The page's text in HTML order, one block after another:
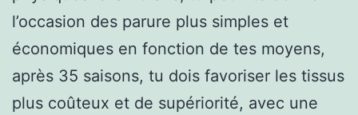
l’occasion des parure plus simples et
économiques en fonction de tes moyens,
après 35 saisons, tu dois favoriser les tissus
plus coûteux et de supériorité, avec une